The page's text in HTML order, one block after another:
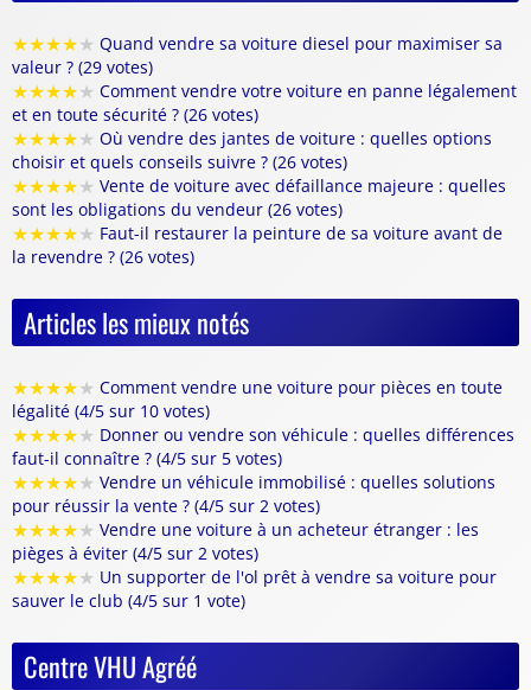
★★★★★ Quand vendre sa voiture diesel pour maximiser sa
valeur ? (29 votes)
★★★★★ Comment vendre votre voiture en panne légalement
et en toute sécurité ? (26 votes)
★★★★★ Où vendre des jantes de voiture : quelles options
choisir et quels conseils suivre ? (26 votes)
★★★★★ Vente de voiture avec défaillance majeure : quelles
sont les obligations du vendeur (26 votes)
★★★★★ Faut-il restaurer la peinture de sa voiture avant de
la revendre ? (26 votes)
Articles les mieux notés
★★★★★ Comment vendre une voiture pour pièces en toute
légalité (4/5 sur 10 votes)
★★★★★ Donner ou vendre son véhicule : quelles différences
faut-il connaître ? (4/5 sur 5 votes)
★★★★★ Vendre un véhicule immobilisé : quelles solutions
pour réussir la vente ? (4/5 sur 2 votes)
★★★★★ Vendre une voiture à un acheteur étranger : les
pièges à éviter (4/5 sur 2 votes)
★★★★★ Un supporter de l'ol prêt à vendre sa voiture pour
sauver le club (4/5 sur 1 vote)
Centre VHU Agréé